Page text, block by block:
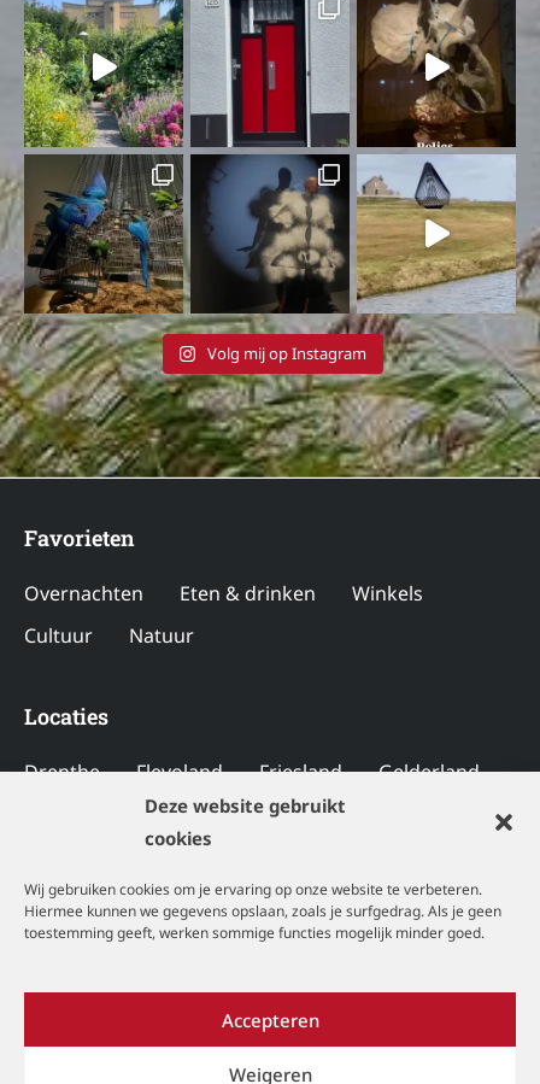
Deze website gebruikt
cookies
Wij gebruiken cookies om je ervaring op onze website te verbeteren.
Hiermee kunnen we gegevens opslaan, zoals je surfgedrag. Als je geen
toestemming geeft, werken sommige functies mogelijk minder goed.
Accepteren
Weigeren
Volg mij op Instagram
Favorieten
Overnachten Eten & drinken
Winkels
Cultuur
Natuur
Locaties
Drenthe Flevoland Friesland
Gelderland
Limburg
Noord-Brabant
Zeeland
Zuid-Holland
Privacyverklaring|Cookiebeleid